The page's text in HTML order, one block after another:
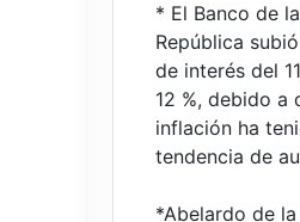
* El Banco de la
República
de interés del
12 %, debido a
inflación ha
tendencia de
*Abelardo de